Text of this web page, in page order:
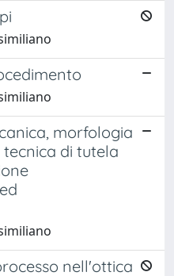
morfologia
di tutela
nell'ottica